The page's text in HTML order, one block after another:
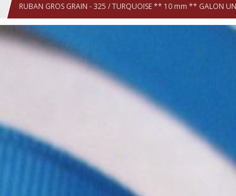
RUBAN GROS GRAIN - 325 / TURQUOISE ** 10 mm ** GALON